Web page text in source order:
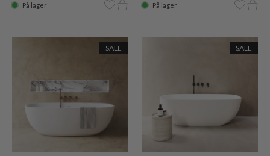
På lager På lager
SALE SALE